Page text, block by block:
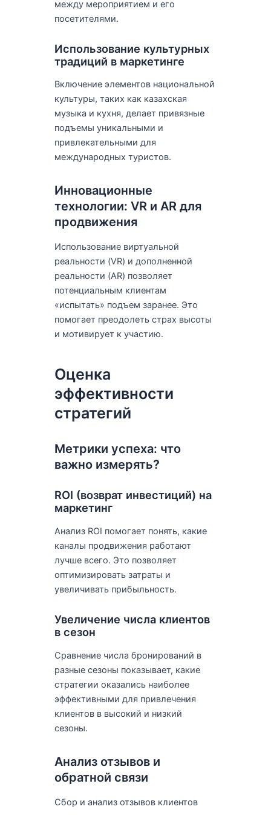
между мероприятием и его
посетителями.
Использование культурных
традиций в маркетинге
Включение элементов национальной
культуры, таких как казахская
музыка и кухня, делает привязные
подъемы уникальными и
привлекательными для
международных туристов.
Инновационные
технологии: VR и AR для
продвижения
Использование виртуальной
реальности (VR) и дополненной
реальности (AR) позволяет
потенциальным клиентам
«испытать» подъем заранее. Это
помогает преодолеть страх высоты
и мотивирует к участию.
Оценка
эффективности
стратегий
Метрики успеха: что
важно измерять?
ROI (возврат инвестиций) на
маркетинг
Анализ ROI помогает понять, какие
каналы продвижения работают
лучше всего. Это позволяет
оптимизировать затраты и
увеличивать прибыльность.
Увеличение числа клиентов
в сезон
Сравнение числа бронирований в
разные сезоны показывает, какие
стратегии оказались наиболее
эффективными для привлечения
клиентов в высокий и низкий
сезоны.
Анализ отзывов и
обратной связи
Сбор и анализ отзывов клиентов